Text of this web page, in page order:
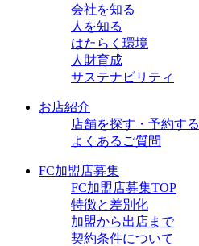
会社を知る
人を知る
はたらく環境
人財育成
サステナビリティ
お店紹介
店舗を探す・予約する
よくあるご質問
FC加盟店募集
FC加盟店募集TOP
特徴と差別化
加盟から出店まで
契約条件について